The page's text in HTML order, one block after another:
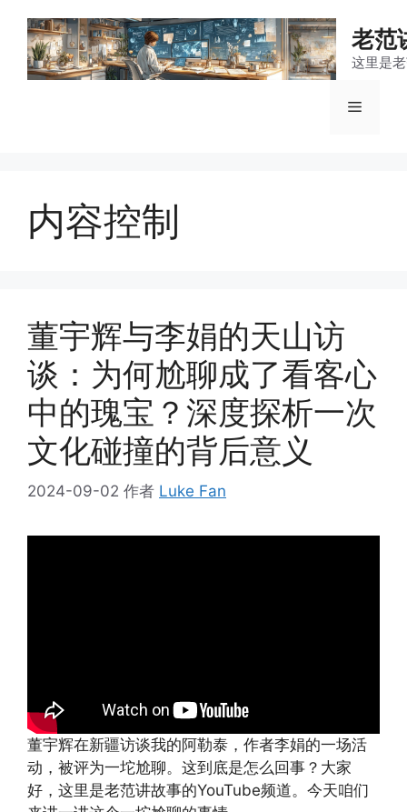
老范
这里是
菜
内容控制
董宇辉与李娟的天山访
谈：为何尬聊成了看客心
中的瑰宝？深度探析一次
文化碰撞的背后意义
2024-09-02 作者 Luke Fan
董宇辉在新疆访谈我的阿勒泰，作者李娟的一场活
动，被评为一坨尬聊。这到底是怎么回事？大家
好，这里是老范讲故事的YouTube频道。今天咱们